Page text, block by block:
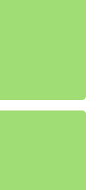
pour grosse
vous